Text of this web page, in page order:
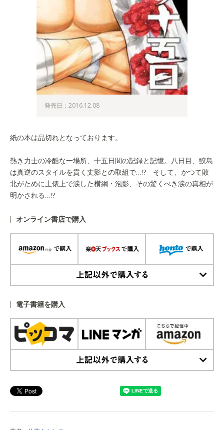
発売日：2016.12.08
紙の本は品切れとなっております。
熱き力士の冷酷な一場所、十五日間の記録と記憶。八日目、鮫島
は真逆のスタイルを貫く丈影との取組で…!? そして、かつて敗
北がために土俵上で涙した横綱・泡影、その驚くべき涙の真相が
明かされる…!?
オンライン書店で購入
電子書籍を購入